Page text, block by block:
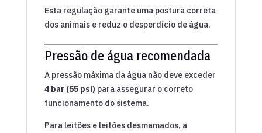
Esta regulação garante uma postura correta
dos animais e reduz o desperdício de água.
Pressão de água recomendada
A pressão máxima da água não deve exceder
4 bar (55 psi)para assegurar o correto
funcionamento do sistema.
Para leitões e leitões desmamados, a